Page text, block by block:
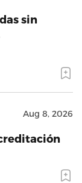
sin
Aug 8, 2026